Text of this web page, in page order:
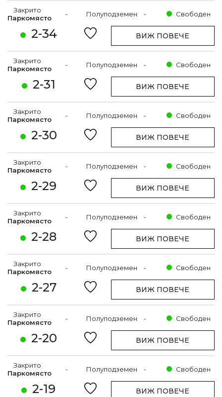
2-34
Закрито
Паркомясто
- Полуподземен - Свободен
ВИЖ ПОВЕЧЕ
2-31
Закрито
Паркомясто
- Полуподземен - Свободен
ВИЖ ПОВЕЧЕ
2-30
Закрито
Паркомясто
- Полуподземен - Свободен
ВИЖ ПОВЕЧЕ
2-29
Закрито
Паркомясто
- Полуподземен - Свободен
ВИЖ ПОВЕЧЕ
2-28
Закрито
Паркомясто
- Полуподземен - Свободен
ВИЖ ПОВЕЧЕ
2-27
Закрито
Паркомясто
- Полуподземен - Свободен
ВИЖ ПОВЕЧЕ
2-20
Закрито
Паркомясто
- Полуподземен - Свободен
ВИЖ ПОВЕЧЕ
2-19
Закрито
Паркомясто
- Полуподземен - Свободен
ВИЖ ПОВЕЧЕ